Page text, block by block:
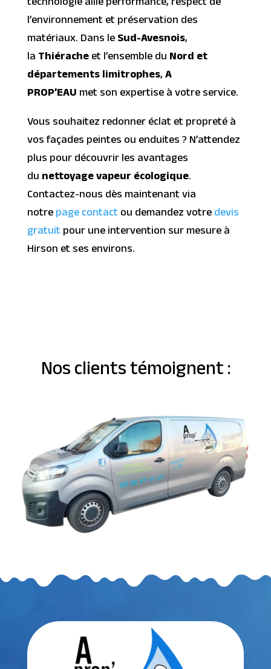
l’environnement et préservation des
matériaux. Dans leSud-Avesnois,
laThiéracheet l’ensemble duNord et
départements limitrophes,A
PROP’EAUmet son expertise à votre service.
Vous souhaitez redonner éclat et propreté à
vos façades peintes ou enduites ? N’attendez
plus pour découvrir les avantages
dunettoyage vapeur écologique.
Contactez-nous dès maintenant via
notrepage contactou demandez votredevis
gratuitpour une intervention sur mesure à
Hirson et ses environs.
Nos clients témoignent :